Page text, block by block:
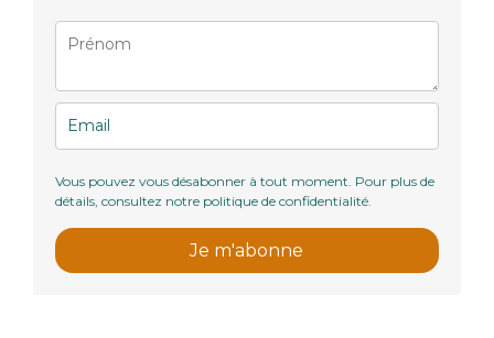
Vous pouvez vous désabonner à tout moment. Pour plus de
détails, consultez notre politique de confidentialité.
Je m'abonne